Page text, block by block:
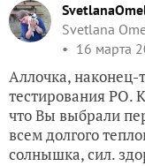
Svetlana
16 марта
Аллочка, наконец-
тестирования РО.
что Вы выбрали
всем долгого
солнышка, сил.